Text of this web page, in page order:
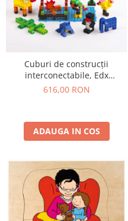
Cuburi de construcții
interconectabile, Edx
Education, set de 500 bucăți,
616,00 RON
ADAUGA IN COS